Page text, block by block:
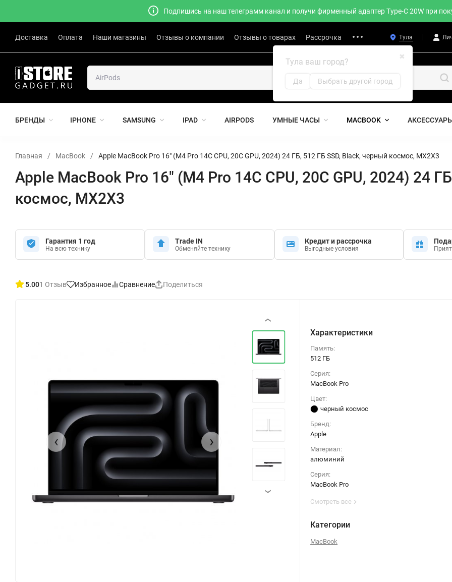
Подпишись на наш телеграмм канал и получи фирменный адаптер Type-C 20W при
Доставка Оплата Наши магазины Отзывы о компании Отзывы о товарах Рассрочка Тула
✖
Тула ваш город?
Да Выбрать другой город
БРЕНДЫ IPHONE SAMSUNG IPAD AIRPODS УМНЫЕ ЧАСЫ MACBOOK
Главная / MacBook / Apple MacBook Pro 16" (M4 Pro 14C CPU, 20C GPU, 2024) 24 ГБ, 512 ГБ SSD, Black, черный космос, MX2X3
Apple MacBook Pro 16" (M4 Pro 14C CPU, 20C GPU, 2024) 24
космос, MX2X3
Гарантия 1 год
На всю технику
Trade IN
Обменяйте технику
Кредит и рассрочка
Выгодные условия
5.001 Отзыв Избранное Сравнение Поделиться
‹ ›
‹
›
Характеристики
Память:
512 ГБ
Серия:
MacBook Pro
Цвет:
черный космос
Бренд:
Apple
Материал:
алюминий
Серия:
MacBook Pro
Смотреть все
Категории
MacBook